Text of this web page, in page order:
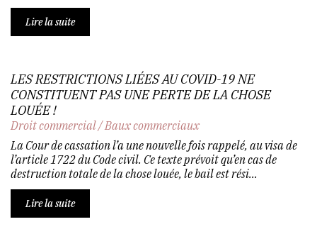
Lire la suite
LES RESTRICTIONS LIÉES AU COVID-19 NE
CONSTITUENT PAS UNE PERTE DE LA CHOSE
LOUÉE !
Droit commercial/Baux commerciaux
La Cour de cassation l’a une nouvelle fois rappelé, au visa de
l’article 1722 du Code civil. Ce texte prévoit qu’en cas de
destruction totale de la chose louée, le bail est rési...
Lire la suite